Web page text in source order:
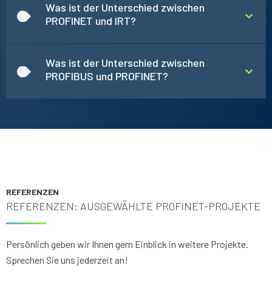
Was ist der Unterschied zwischen
PROFINET und IRT?
Was ist der Unterschied zwischen
PROFIBUS und PROFINET?
REFERENZEN
REFERENZEN: AUSGEWÄHLTE PROFINET-PROJEKTE
Persönlich geben wir Ihnen gern Einblick in weitere Projekte.
Sprechen Sie uns jederzeit an!